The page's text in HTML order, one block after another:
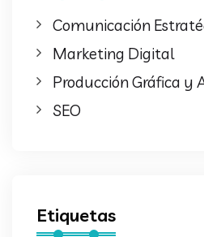
Comunicación
Marketing Digital
Producción Gráfica y
SEO
Etiquetas